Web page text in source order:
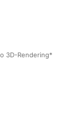
3D-Rendering*